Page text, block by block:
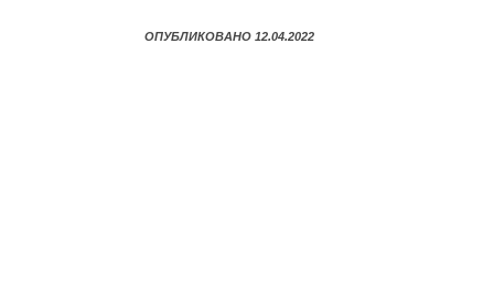
ОПУБЛИКОВАНО 12.04.2022